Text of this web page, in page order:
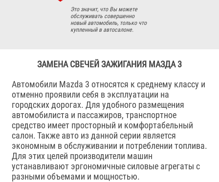
Это значит, что Вы можете
обслуживать совершенно
новый автомобиль, только что
купленный в автосалоне.
ЗАМЕНА СВЕЧЕЙ ЗАЖИГАНИЯ МАЗДА 3
Автомобили Mazda 3 относятся к среднему классу и
отменно проявили себя в эксплуатации на
городских дорогах. Для удобного размещения
автомобилиста и пассажиров, транспортное
средство имеет просторный и комфортабельный
салон. Также авто из данной серии является
экономным в обслуживании и потреблении топлива.
Для этих целей производители машин
устанавливают эргономичные силовые агрегаты с
разными объемами и мощностью.